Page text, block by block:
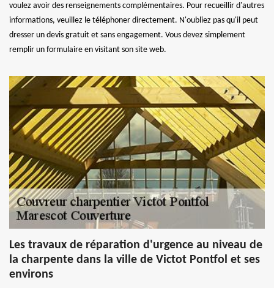
voulez avoir des renseignements complémentaires. Pour recueillir d'autres
informations, veuillez le téléphoner directement. N'oubliez pas qu'il peut
dresser un devis gratuit et sans engagement. Vous devez simplement
remplir un formulaire en visitant son site web.
Les travaux de réparation d'urgence au niveau de
la charpente dans la ville de Victot Pontfol et ses
environs